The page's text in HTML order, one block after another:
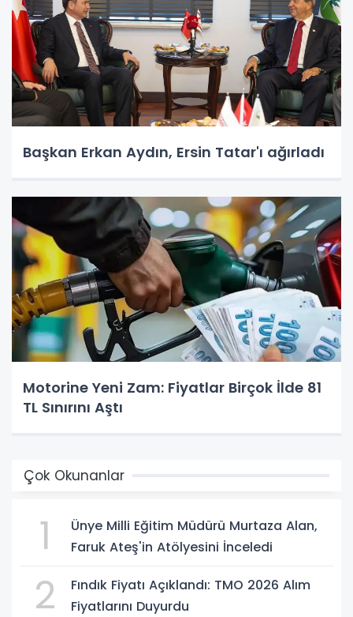
Başkan Erkan Aydın, Ersin Tatar'ı ağırladı
Motorine Yeni Zam: Fiyatlar Birçok İlde 81
TL Sınırını Aştı
Çok Okunanlar
1
Ünye Milli Eğitim Müdürü Murtaza Alan,
Faruk Ateş'in Atölyesini İnceledi
2
Fındık Fiyatı Açıklandı: TMO 2026 Alım
Fiyatlarını Duyurdu